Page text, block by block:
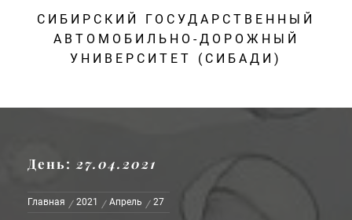
СИБИРСКИЙ ГОСУДАРСТВЕННЫЙ
АВТОМОБИЛЬНО-ДОРОЖНЫЙ
УНИВЕРСИТЕТ (СИБАДИ)
День: 27.04.2021
Главная 2021 Апрель 27